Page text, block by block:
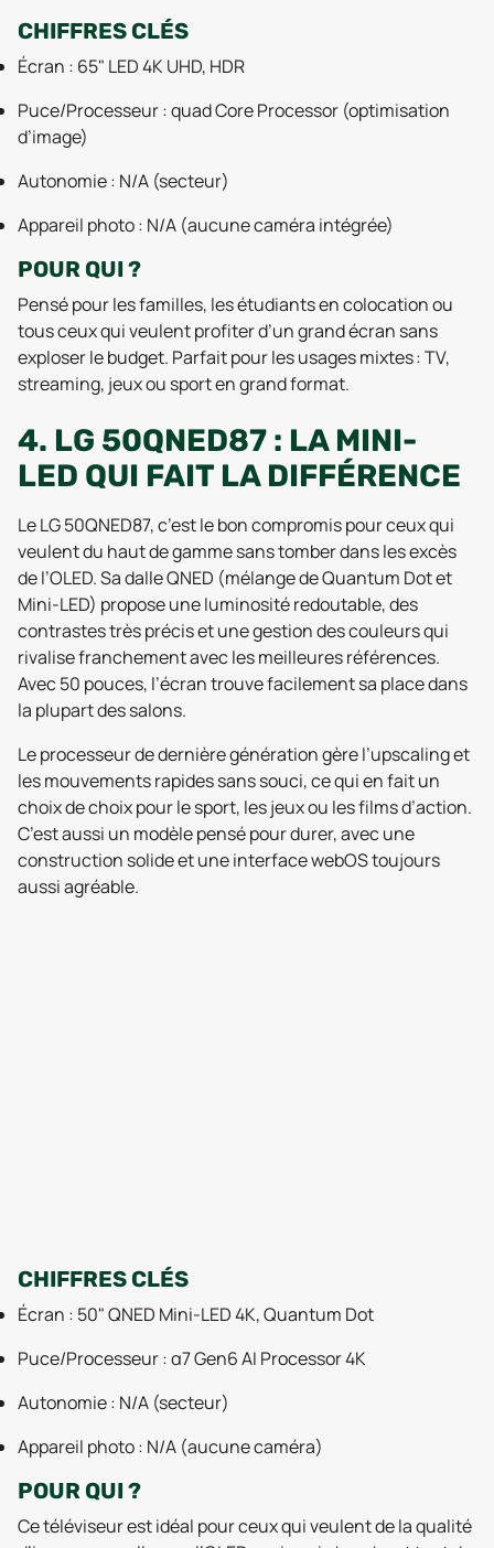
CHIFFRES CLÉS
Écran : 65" LED 4K UHD, HDR
Puce/Processeur : quad Core Processor (optimisation
d’image)
Autonomie : N/A (secteur)
Appareil photo : N/A (aucune caméra intégrée)
POUR QUI ?
Pensé pour les familles, les étudiants en colocation ou
tous ceux qui veulent profiter d’un grand écran sans
exploser le budget. Parfait pour les usages mixtes : TV,
streaming, jeux ou sport en grand format.
4. LG 50QNED87 : LA MINI-
LED QUI FAIT LA DIFFÉRENCE
Le LG 50QNED87, c’est le bon compromis pour ceux qui
veulent du haut de gamme sans tomber dans les excès
de l’OLED. Sa dalle QNED (mélange de Quantum Dot et
Mini-LED) propose une luminosité redoutable, des
contrastes très précis et une gestion des couleurs qui
rivalise franchement avec les meilleures références.
Avec 50 pouces, l’écran trouve facilement sa place dans
la plupart des salons.
Le processeur de dernière génération gère l’upscaling et
les mouvements rapides sans souci, ce qui en fait un
choix de choix pour le sport, les jeux ou les films d’action.
C’est aussi un modèle pensé pour durer, avec une
construction solide et une interface webOS toujours
aussi agréable.
CHIFFRES CLÉS
Écran : 50" QNED Mini-LED 4K, Quantum Dot
Puce/Processeur : α7 Gen6 AI Processor 4K
Autonomie : N/A (secteur)
Appareil photo : N/A (aucune caméra)
POUR QUI ?
Ce téléviseur est idéal pour ceux qui veulent de la qualité